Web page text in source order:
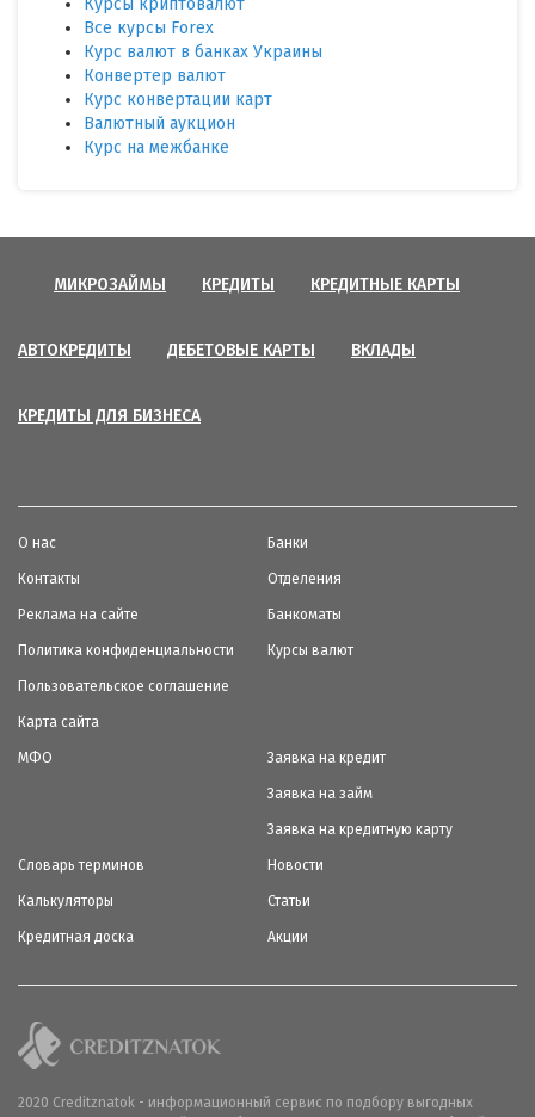
Курсы криптовалют
Все курсы Forex
Курс валют в банках Украины
Конвертер валют
Курс конвертации карт
Валютный аукцион
Курс на межбанке
МИКРОЗАЙМЫ КРЕДИТЫ КРЕДИТНЫЕ КАРТЫ
АВТОКРЕДИТЫ ДЕБЕТОВЫЕ КАРТЫ ВКЛАДЫ
КРЕДИТЫ ДЛЯ БИЗНЕСА
О нас
Контакты
Реклама на сайте
Политика конфиденциальности
Пользовательское соглашение
Карта сайта
Банки
Отделения
Банкоматы
Курсы валют
МФО Заявка на кредит
Заявка на займ
Заявка на кредитную карту
Словарь терминов
Калькуляторы
Кредитная доска
Новости
Статьи
Акции
2020 Creditznatok - информационный сервис по подбору выгодных